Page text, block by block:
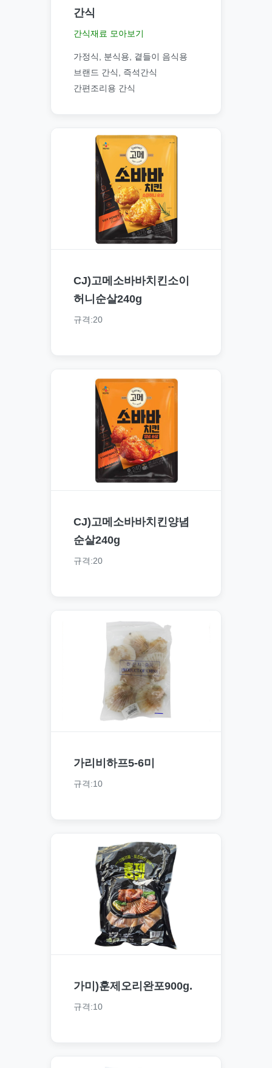
간식
간식재료 모아보기
가정식, 분식용, 곁들이 음식용
브랜드 간식, 즉석간식
간편조리용 간식
CJ)고메소바바치킨소이
허니순살240g
규격:20
CJ)고메소바바치킨양념
순살240g
규격:20
가리비하프5-6미
규격:10
가미)훈제오리완포900g.
규격:10